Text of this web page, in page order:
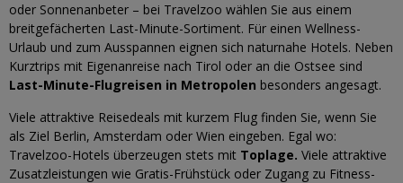
oder Sonnenanbeter – bei Travelzoo wählen Sie aus einem
breitgefächerten Last-Minute-Sortiment. Für einen Wellness-
Urlaub und zum Ausspannen eignen sich naturnahe Hotels. Neben
Kurztrips mit Eigenanreise nach Tirol oder an die Ostsee sind
Last-Minute-Flugreisen in Metropolen besonders angesagt.
Viele attraktive Reisedeals mit kurzem Flug finden Sie, wenn Sie
als Ziel Berlin, Amsterdam oder Wien eingeben. Egal wo:
Travelzoo-Hotels überzeugen stets mit Toplage. Viele attraktive
Zusatzleistungen wie Gratis-Frühstück oder Zugang zu Fitness-